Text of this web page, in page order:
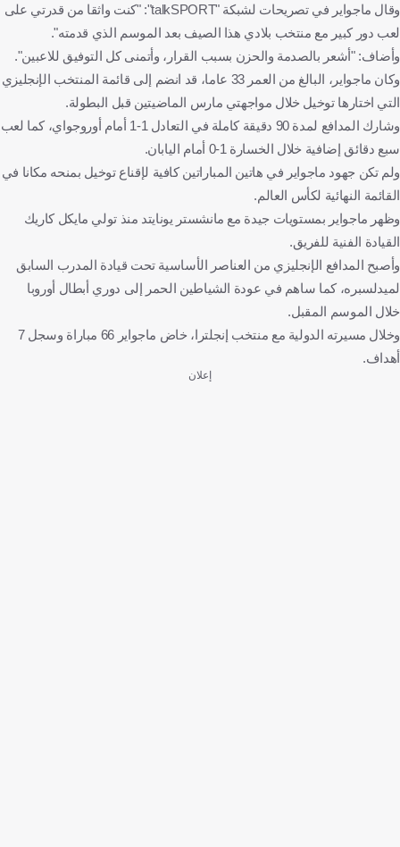
وقال ماجواير في تصريحات لشبكة "talkSPORT": "كنت واثقا من قدرتي على
لعب دور كبير مع منتخب بلادي هذا الصيف بعد الموسم الذي قدمته".
وأضاف: "أشعر بالصدمة والحزن بسبب القرار، وأتمنى كل التوفيق للاعبين".
وكان ماجواير، البالغ من العمر 33 عاما، قد انضم إلى قائمة المنتخب الإنجليزي
التي اختارها توخيل خلال مواجهتي مارس الماضيتين قبل البطولة.
وشارك المدافع لمدة 90 دقيقة كاملة في التعادل 1-1 أمام أوروجواي، كما لعب
سبع دقائق إضافية خلال الخسارة 1-0 أمام اليابان.
ولم تكن جهود ماجواير في هاتين المباراتين كافية لإقناع توخيل بمنحه مكانا في
القائمة النهائية لكأس العالم.
وظهر ماجواير بمستويات جيدة مع مانشستر يونايتد منذ تولي مايكل كاريك
القيادة الفنية للفريق.
وأصبح المدافع الإنجليزي من العناصر الأساسية تحت قيادة المدرب السابق
لميدلسبره، كما ساهم في عودة الشياطين الحمر إلى دوري أبطال أوروبا
خلال الموسم المقبل.
وخلال مسيرته الدولية مع منتخب إنجلترا، خاض ماجواير 66 مباراة وسجل 7
أهداف.
إعلان